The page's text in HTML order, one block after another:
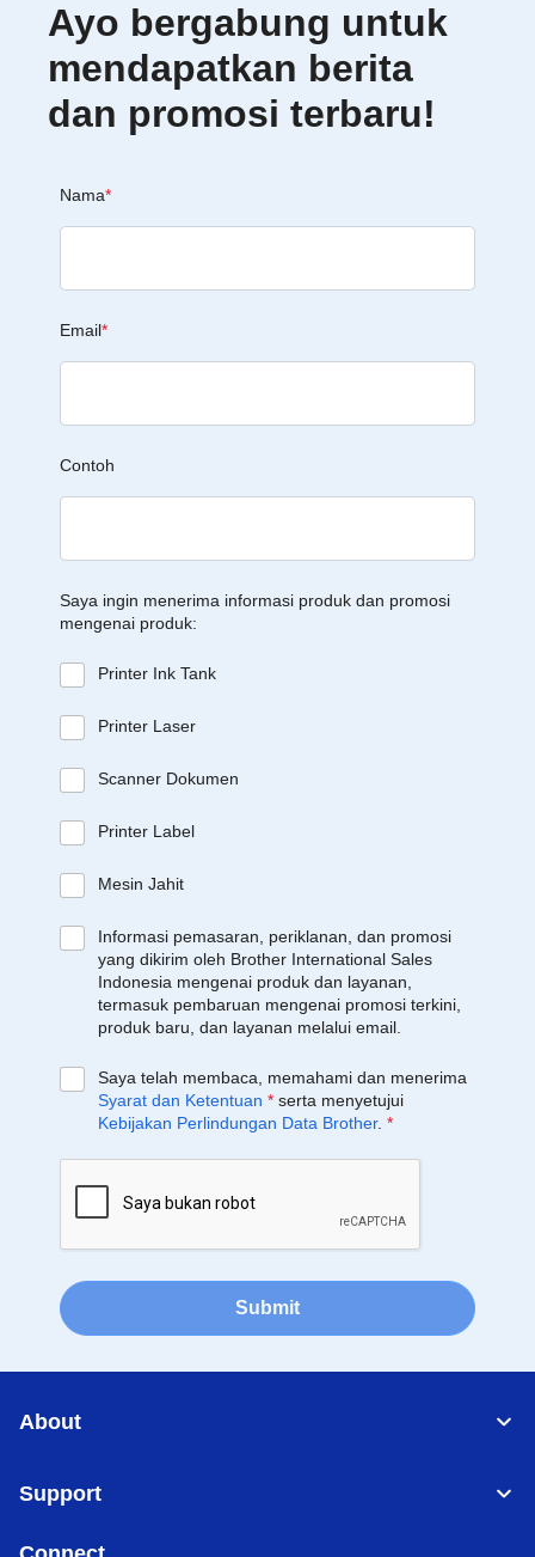
Ayo bergabung untuk
mendapatkan berita
dan promosi terbaru!
Nama*
Email*
Contoh
Saya ingin menerima informasi produk dan promosi
mengenai produk:
Printer Ink Tank
Printer Laser
Scanner Dokumen
Printer Label
Mesin Jahit
Informasi pemasaran, periklanan, dan promosi
yang dikirim oleh Brother International Sales
Indonesia mengenai produk dan layanan,
termasuk pembaruan mengenai promosi terkini,
produk baru, dan layanan melalui email.
Saya telah membaca, memahami dan menerima
Syarat dan Ketentuan * serta menyetujui
Kebijakan Perlindungan Data Brother. *
Submit
About
Support